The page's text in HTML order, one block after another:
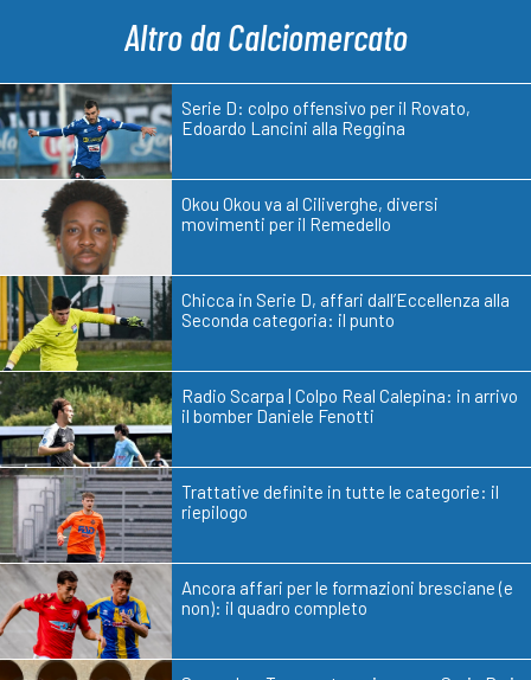
Altro da Calciomercato
Serie D: colpo offensivo per il Rovato,
Edoardo Lancini alla Reggina
Okou Okou va al Ciliverghe, diversi
movimenti per il Remedello
Chicca in Serie D, affari dall’Eccellenza alla
Seconda categoria: il punto
Radio Scarpa | Colpo Real Calepina: in arrivo
il bomber Daniele Fenotti
Trattative definite in tutte le categorie: il
riepilogo
Ancora affari per le formazioni bresciane (e
non): il quadro completo